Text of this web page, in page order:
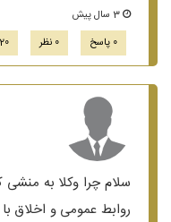
0 پاسخ
0 نظر 420
سلام چرا وکلا به
روابط عمومی و اخلاق